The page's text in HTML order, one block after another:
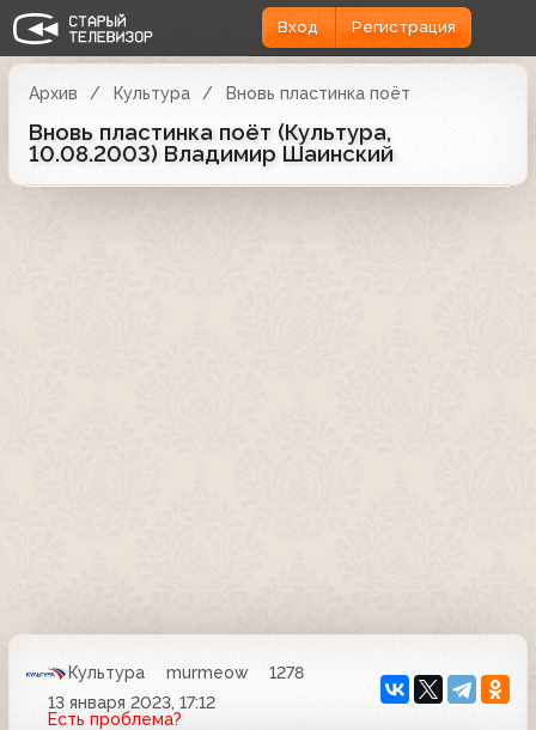
Вход Регистрация
Архив Культура Вновь пластинка поёт
Вновь пластинка поёт (Культура,
10.08.2003) Владимир Шаинский
Культура murmeow
1278
13 января 2023, 17:12
Есть проблема?